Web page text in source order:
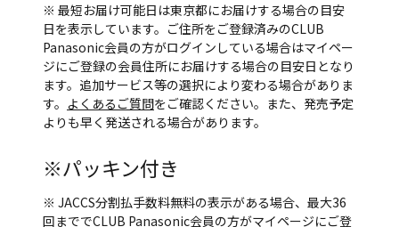
※ 最短お届け可能日は東京都にお届けする場合の目安
日を表示しています。ご住所をご登録済みのCLUB
Panasonic会員の方がログインしている場合はマイペー
ジにご登録の会員住所にお届けする場合の目安日となり
ます。追加サービス等の選択により変わる場合がありま
す。 よくあるご質問をご確認ください。また、発売予定
よりも早く発送される場合があります。
※パッキン付き
※ JACCS分割払手数料無料の表示がある場合、最大36
回まででCLUB Panasonic会員の方がマイページにご登